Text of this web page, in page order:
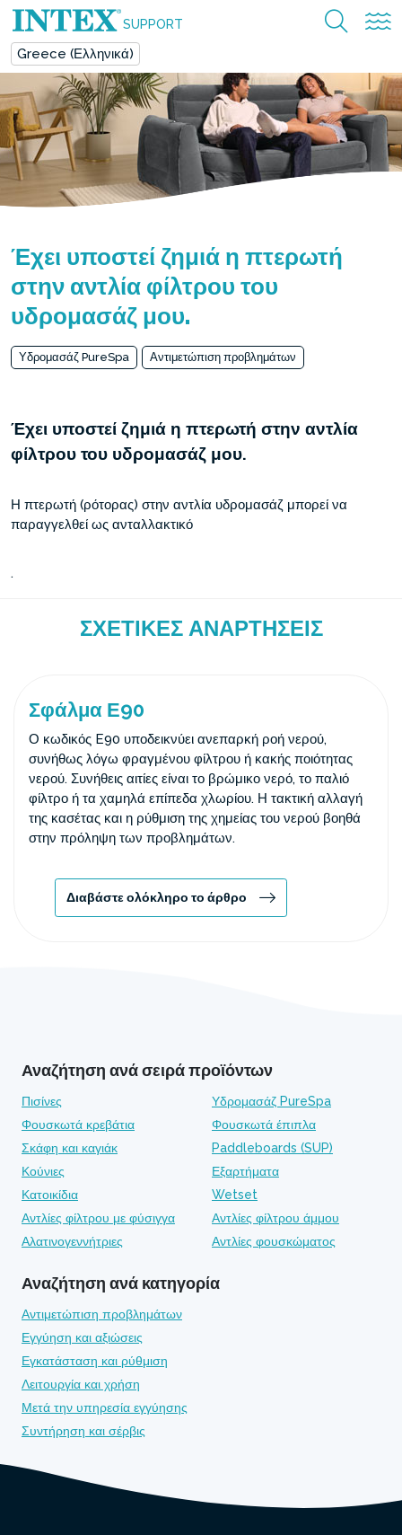
SUPPORT
Greece (Ελληνικά)
Έχει υποστεί ζημιά η πτερωτή
στην αντλία φίλτρου του
υδρομασάζ μου.
Υδρομασάζ PureSpa Αντιμετώπιση προβλημάτων
Έχει υποστεί ζημιά η πτερωτή στην αντλία
φίλτρου του υδρομασάζ μου.
Η πτερωτή (ρότορας) στην αντλία υδρομασάζ μπορεί να
παραγγελθεί ως ανταλλακτικό
.
ΣΧΕΤΙΚΈΣ ΑΝΑΡΤΉΣΕΙΣ
Σφάλμα Ε90
Ο κωδικός E90 υποδεικνύει ανεπαρκή ροή νερού,
συνήθως λόγω φραγμένου φίλτρου ή κακής ποιότητας
νερού. Συνήθεις αιτίες είναι το βρώμικο νερό, το παλιό
φίλτρο ή τα χαμηλά επίπεδα χλωρίου. Η τακτική αλλαγή
της κασέτας και η ρύθμιση της χημείας του νερού βοηθά
στην πρόληψη των προβλημάτων.
Διαβάστε ολόκληρο το άρθρο
Αναζήτηση ανά σειρά προϊόντων
Πισίνες
Υδρομασάζ PureSpa
Φουσκωτά κρεβάτια
Φουσκωτά έπιπλα
Σκάφη και καγιάκ
Paddleboards (SUP)
Κούνιες
Εξαρτήματα
Κατοικίδια
Wetset
Αντλίες φίλτρου με φύσιγγα
Αντλίες φίλτρου άμμου
Αλατινογεννήτριες
Αντλίες φουσκώματος
Αναζήτηση ανά κατηγορία
Αντιμετώπιση προβλημάτων
Εγγύηση και αξιώσεις
Εγκατάσταση και ρύθμιση
Λειτουργία και χρήση
Μετά την υπηρεσία εγγύησης
Συντήρηση και σέρβις